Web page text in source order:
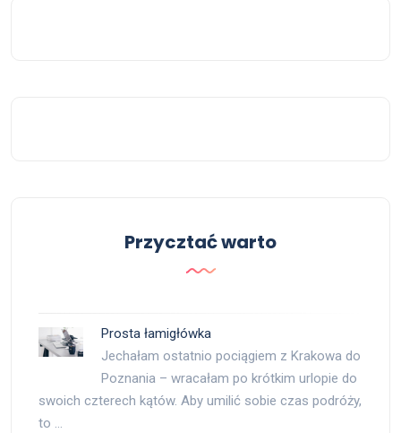
Przycztać warto
Prosta łamigłówka
Jechałam ostatnio pociągiem z Krakowa do
Poznania – wracałam po krótkim urlopie do
swoich czterech kątów. Aby umilić sobie czas podróży,
to …